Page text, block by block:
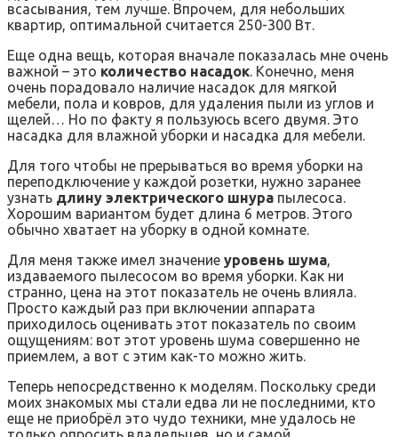
всасывания, тем лучше. Впрочем, для небольших
квартир, оптимальной считается 250-300 Вт.
Еще одна вещь, которая вначале показалась мне очень
важной – это количество насадок. Конечно, меня
очень порадовало наличие насадок для мягкой
мебели, пола и ковров, для удаления пыли из углов и
щелей… Но по факту я пользуюсь всего двумя. Это
насадка для влажной уборки и насадка для мебели.
Для того чтобы не прерываться во время уборки на
переподключение у каждой розетки, нужно заранее
узнать длину электрического шнура пылесоса.
Хорошим вариантом будет длина 6 метров. Этого
обычно хватает на уборку в одной комнате.
Для меня также имел значение уровень шума,
издаваемого пылесосом во время уборки. Как ни
странно, цена на этот показатель не очень влияла.
Просто каждый раз при включении аппарата
приходилось оценивать этот показатель по своим
ощущениям: вот этот уровень шума совершенно не
приемлем, а вот с этим как-то можно жить.
Теперь непосредственно к моделям. Поскольку среди
моих знакомых мы стали едва ли не последними, кто
еще не приобрёл это чудо техники, мне удалось не